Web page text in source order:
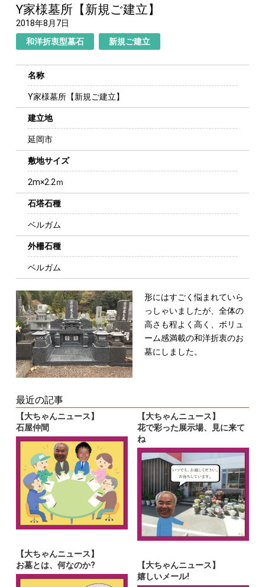
Y家様墓所【新規ご建立】
2018年8月7日
和洋折衷型墓石
新規ご建立
名称
Y家様墓所【新規ご建立】
建立地
延岡市
敷地サイズ
2m×2.2ｍ
石塔石種
ベルガム
外柵石種
ベルガム
形にはすごく悩まれていら
っしゃいましたが、 全体の
高さも程よく高く、ボリュ
ーム感満載の和洋折衷のお
墓にしました。
最近の記事
【大ちゃんニュース】
石屋仲間
【大ちゃんニュース】
花で彩った展示場、見に来て
ね
【大ちゃんニュース】
お墓とは、何なのか?
【大ちゃんニュース】
嬉しいメール!